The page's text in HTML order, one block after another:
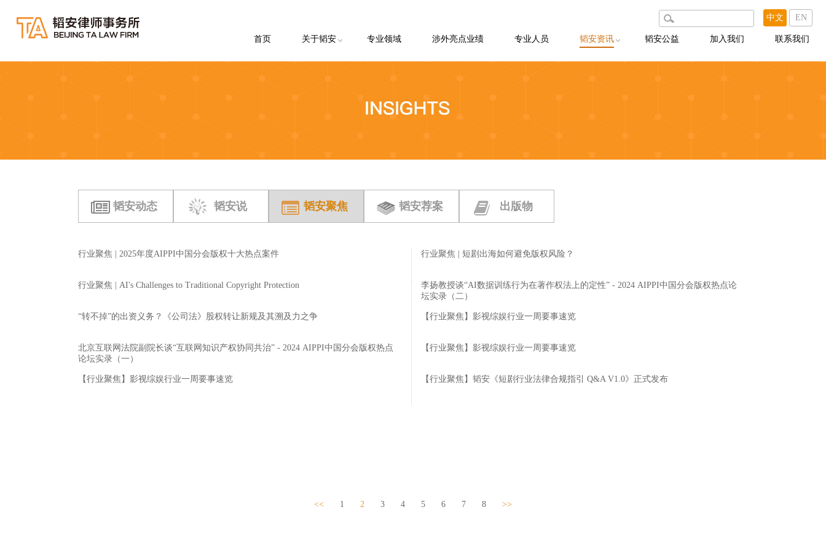
中文 EN
首页
关于韬安
专业领域 涉外亮点业绩 专业人员
韬安资讯
韬安公益 加入我们 联系我们
韬安动态 韬安说 韬安聚焦 韬安荐案 出版物
行业聚焦 | 2025年度AIPPI中国分会版权十大热点案件 行业聚焦 | 短剧出海如何避免版权风险？
行业聚焦 | AI's Challenges to Traditional Copyright Protection
李扬教授谈“AI数据训练行为在著作权法上的定性” - 2024 AIPPI中国分会版权热点论
坛实录（二）
“转不掉”的出资义务？《公司法》股权转让新规及其溯及力之争 【行业聚焦】影视综娱行业一周要事速览
北京互联网法院副院长谈“互联网知识产权协同共治” - 2024 AIPPI中国分会版权热点
论坛实录（一）
【行业聚焦】影视综娱行业一周要事速览
【行业聚焦】影视综娱行业一周要事速览 【行业聚焦】韬安《短剧行业法律合规指引 Q&A V1.0》正式发布
<< 1 2 3 4 5 6 7 8 >>